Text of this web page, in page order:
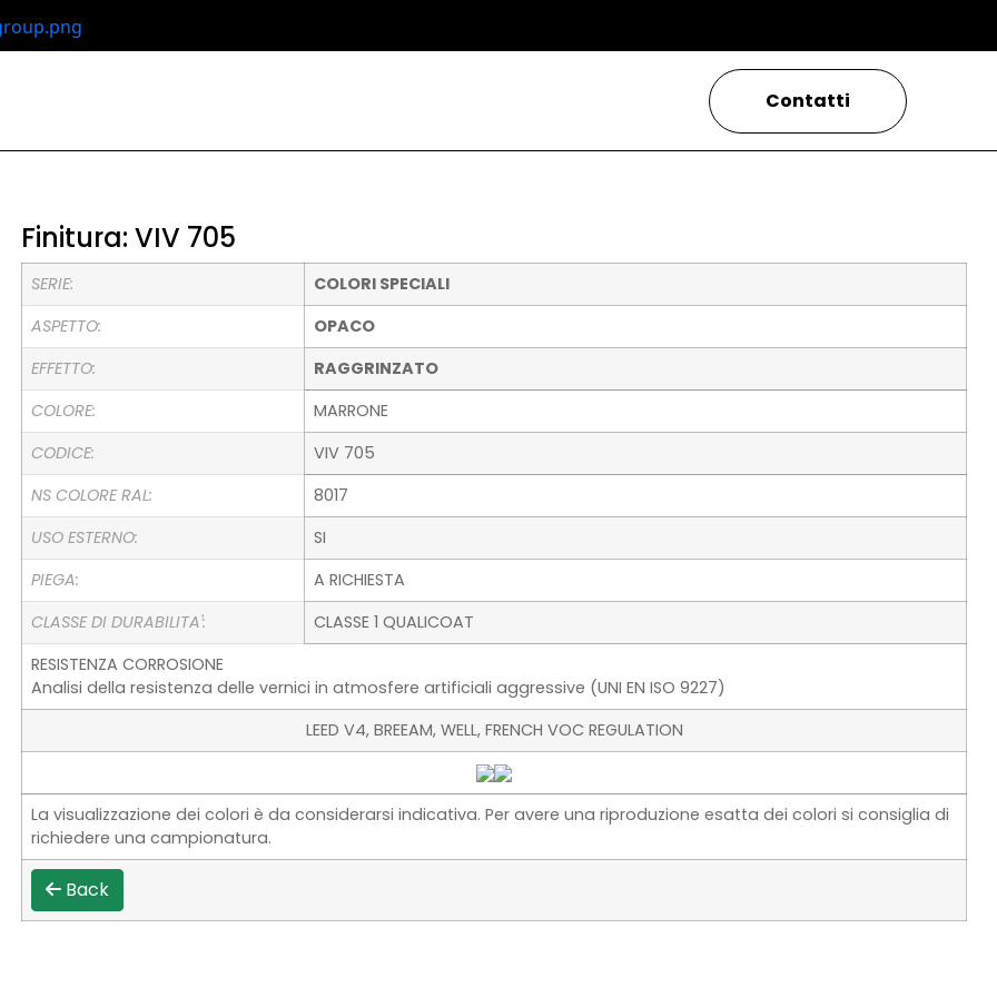
Contatti
Finitura: VIV 705
SERIE:
COLORI SPECIALI
ASPETTO:
OPACO
EFFETTO:
RAGGRINZATO
COLORE:
MARRONE
CODICE:
VIV 705
NS COLORE RAL:
8017
USO ESTERNO:
SI
PIEGA:
A RICHIESTA
CLASSE DI DURABILITA':
CLASSE 1 QUALICOAT
RESISTENZA CORROSIONE
Analisi della resistenza delle vernici in atmosfere artificiali aggressive (UNI EN ISO 9227)
LEED V4, BREEAM, WELL, FRENCH VOC REGULATION
La visualizzazione dei colori è da considerarsi indicativa. Per avere una riproduzione esatta dei colori si consiglia di
richiedere una campionatura.
Back